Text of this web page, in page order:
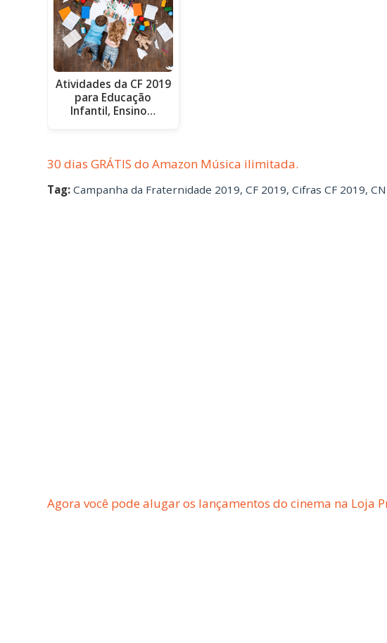
Atividades da CF 2019
para Educação
Infantil, Ensino…
30 dias GRÁTIS do Amazon Música ilimitada.
Tag: Campanha da Fraternidade 2019, CF 2019, Cifras CF 2019,
Agora você pode alugar os lançamentos do cinema na Loja